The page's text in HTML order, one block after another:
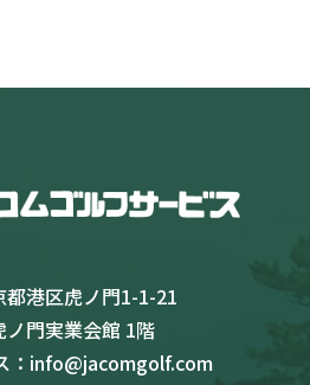
都港区虎ノ門1-1-21
ノ門実業会館 1階
info@jacomgolf.com